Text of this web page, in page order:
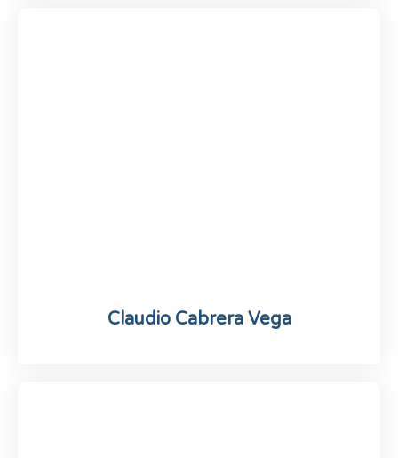
Claudio Cabrera Vega